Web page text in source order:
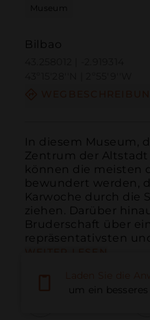
Museum
Bilbao
In diesem Museum,
Zentrum der
können die meisten
bewundert werden,
Karwoche durch die
ziehen. Darüber
Bruderschaft über
repräsentativsten
um ein